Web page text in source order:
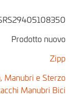
Prodotto nuovo
Zipp
Manubri e Sterzo
Manubri Bici